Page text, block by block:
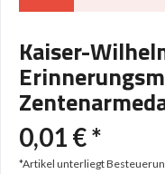
Kaiser-
0,01 € *
*Artikel unterliegt